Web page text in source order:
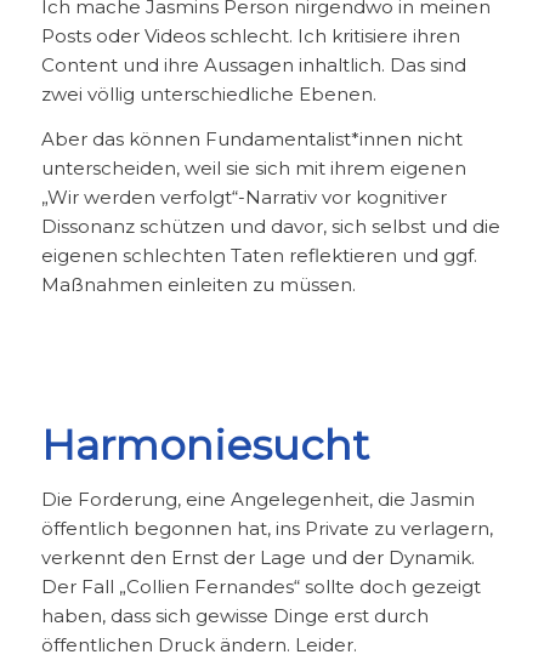
Ich mache Jasmins Person nirgendwo in meinen
Posts oder Videos schlecht. Ich kritisiere ihren
Content und ihre Aussagen inhaltlich. Das sind
zwei völlig unterschiedliche Ebenen.
Aber das können Fundamentalist*innen nicht
unterscheiden, weil sie sich mit ihrem eigenen
„Wir werden verfolgt“-Narrativ vor kognitiver
Dissonanz schützen und davor, sich selbst und die
eigenen schlechten Taten reflektieren und ggf.
Maßnahmen einleiten zu müssen.
Harmoniesucht
Die Forderung, eine Angelegenheit, die Jasmin
öffentlich begonnen hat, ins Private zu verlagern,
verkennt den Ernst der Lage und der Dynamik.
Der Fall „Collien Fernandes“ sollte doch gezeigt
haben, dass sich gewisse Dinge erst durch
öffentlichen Druck ändern. Leider.